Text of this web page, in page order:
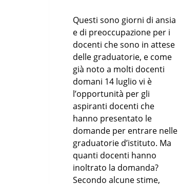
Questi sono giorni di ansia
e di preoccupazione per i
docenti che sono in attese
delle graduatorie, e come
già noto a molti docenti
domani 14 luglio vi è
l’opportunità per gli
aspiranti docenti che
hanno presentato le
domande per entrare nelle
graduatorie d’istituto. Ma
quanti docenti hanno
inoltrato la domanda?
Secondo alcune stime,